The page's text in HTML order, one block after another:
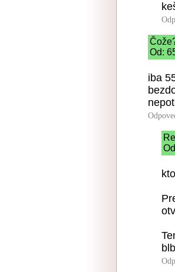
Od:
iba